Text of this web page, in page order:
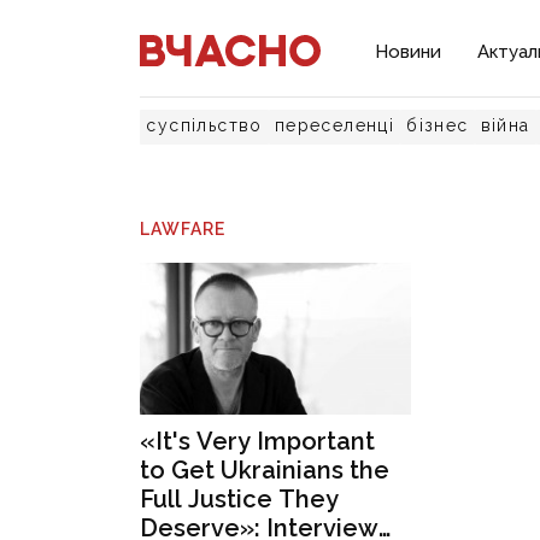
Новини
суспільство переселенці бізнес війна
LAWFARE
«It's Very Important
to Get Ukrainians the
Full Justice They
Deserve»: Interview